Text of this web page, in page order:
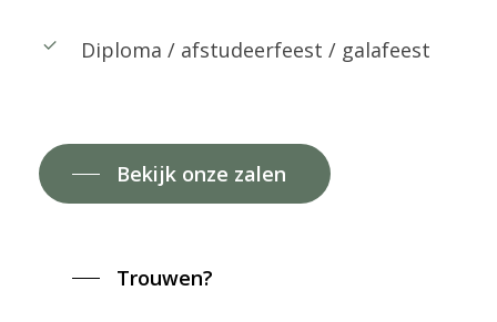
Diploma / afstudeerfeest / galafeest
Bekijk onze zalen
Trouwen?